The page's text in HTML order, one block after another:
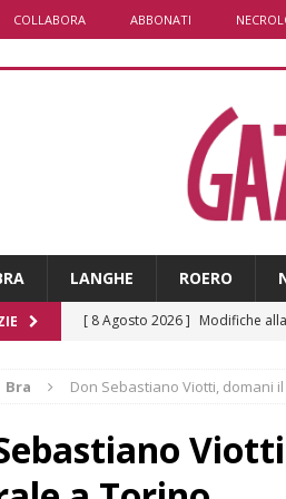
COLLABORA ABBONATI
LANGHE ROERO
[ 8 Agosto 2026 ] Modifiche
[ 8 Agosto 2026 ] ITINERARI /
LANGHE
Cuneo,
Bra Don Sebastiano Viotti, domani